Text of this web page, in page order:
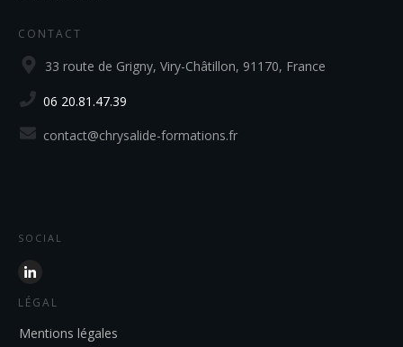
CONTACT
33 route de Grigny, Viry-Châtillon, 91170, France
06 20.81.47.39
contact@chrysalide-formations.fr
SOCIAL
LÉGAL
Mentions légales